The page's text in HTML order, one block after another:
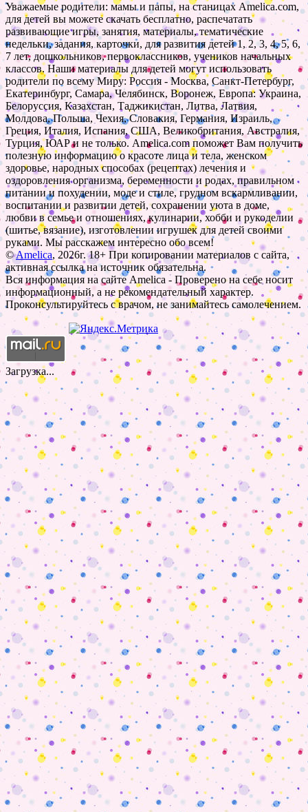
Уважаемые родители: мамы и папы, на станицах Amelica.com,
для детей вы можете скачать бесплатно, распечатать
развивающие игры, занятия, материалы, тематические
недельки, задания, карточки, для развития детей 1, 2, 3, 4, 5, 6,
7 лет, дошкольников, первоклассников, учеников начальных
классов. Наши материалы для детей могут использовать
родители по всему Миру: Россия - Москва, Санкт-Петербург,
Екатеринбург, Самара, Челябинск, Воронеж, Европа: Украина,
Белоруссия, Казахстан, Таджикистан, Литва, Латвия,
Молдова, Польша, Чехия, Словакия, Германия, Израиль,
Греция, Италия, Испания, США, Великобритания, Австралия,
Турция, ЮАР и не только. Amelica.com поможет Вам получить
полезную информацию о красоте лица и тела, женском
здоровье, народных способах (рецептах) лечения и
оздоровления организма, беременности и родах, правильном
питании и похудении, моде и стиле, грудном вскармливании,
воспитании и развитии детей, сохранении уюта в доме,
любви в семье и отношениях, кулинарии, хобби и рукоделии
(шитье, вязание), изготовлении игрушек для детей своими
руками. Мы расскажем интересно обо всем!
©Amelica, 2026г. 18+ При копировании материалов с сайта,
активная ссылка на источник обязательна.
Вся информация на сайте Amelica - Проверено на себе носит
информационный, а не рекомендательный характер.
Проконсультируйтесь с врачом, не занимайтесь самолечением.
Загрузка...